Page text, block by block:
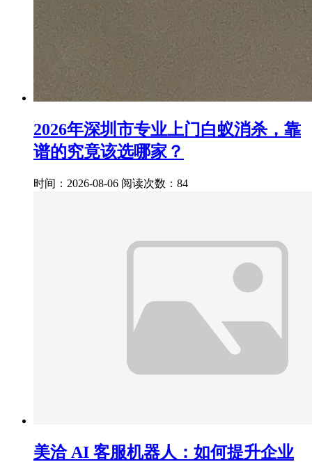
2026年深圳市专业上门白蚁消杀，靠
谱的究竟该选哪家？
时间：2026-08-06 阅读次数：84
美洽 AI 客服机器人：如何提升企业